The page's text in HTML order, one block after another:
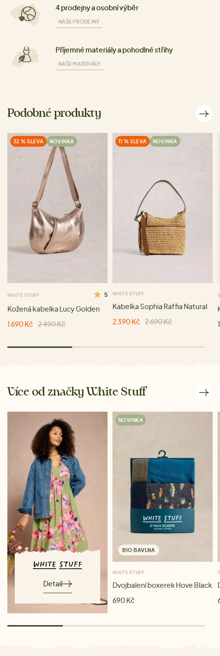
4 prodejny a osobní výběr
NAŠE PRODEJNY
Příjemné materiály a pohodlné střihy
NAŠE MATERIÁLY
Podobné produkty
32 % SLEVA NOVINKA
WHITE STUFF 5
Kožená kabelka Lucy Golden
1 690 Kč 2 490 Kč
11 % SLEVA NOVINKA
WHITE STUFF
Kabelka Sophia Raffia Natural
2 390 Kč 2 690 Kč
Více od značky White Stuff
Detail
NOVINKA
BIO BAVLNA
WHITE STUFF
Dvojbalení boxerek Hove Black
690 Kč